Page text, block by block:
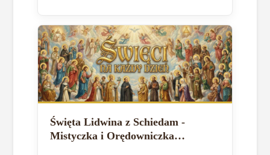
Święta Lidwina z Schiedam -
Mistyczka i Orędowniczka